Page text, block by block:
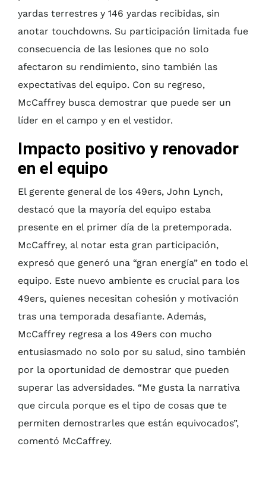
yardas terrestres y 146 yardas recibidas, sin
anotar touchdowns. Su participación limitada fue
consecuencia de las lesiones que no solo
afectaron su rendimiento, sino también las
expectativas del equipo. Con su regreso,
McCaffrey busca demostrar que puede ser un
líder en el campo y en el vestidor.
Impacto positivo y renovador
en el equipo
El gerente general de los 49ers, John Lynch,
destacó que la mayoría del equipo estaba
presente en el primer día de la pretemporada.
McCaffrey, al notar esta gran participación,
expresó que generó una “gran energía” en todo el
equipo. Este nuevo ambiente es crucial para los
49ers, quienes necesitan cohesión y motivación
tras una temporada desafiante. Además,
McCaffrey regresa a los 49ers con mucho
entusiasmado no solo por su salud, sino también
por la oportunidad de demostrar que pueden
superar las adversidades. “Me gusta la narrativa
que circula porque es el tipo de cosas que te
permiten demostrarles que están equivocados”,
comentó McCaffrey.